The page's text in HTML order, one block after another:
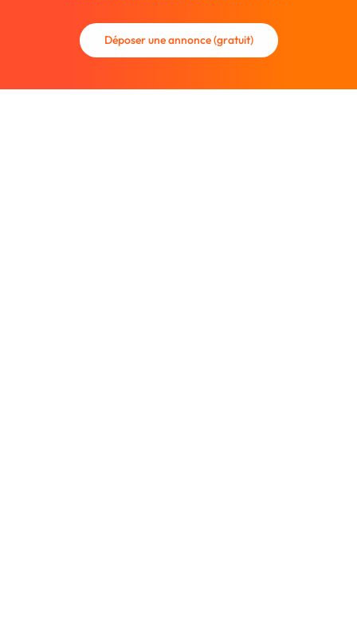
Déposer une annonce (gratuit)